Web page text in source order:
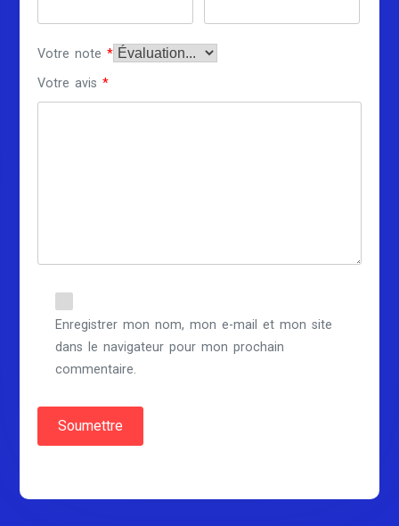
Votre note*
Votre avis*
Enregistrer mon nom, mon e-mail et mon site
dans le navigateur pour mon prochain
commentaire.